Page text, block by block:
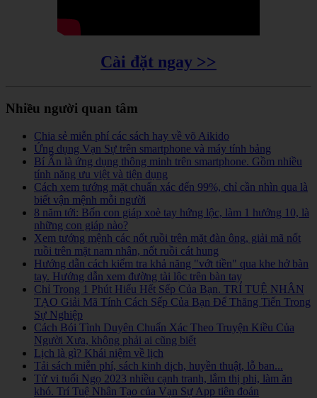
Cài đặt ngay >>
Nhiều người quan tâm
Chia sẻ miễn phí các sách hay về võ Aikido
Ứng dụng Vạn Sự trên smartphone và máy tính bảng
Bí Ẩn là ứng dụng thông minh trên smartphone. Gồm nhiều
tính năng ưu việt và tiện dụng
Cách xem tướng mặt chuẩn xác đến 99%, chỉ cần nhìn qua là
biết vận mệnh mỗi người
8 năm tới: Bốn con giáp xoè tay hứng lộc, làm 1 hưởng 10, là
những con giáp nào?
Xem tướng mệnh các nốt ruồi trên mặt đàn ông, giải mã nốt
ruồi trên mặt nam nhân, nốt ruồi cát hung
Hướng dẫn cách kiểm tra khả năng "vớt tiền" qua khe hở bàn
tay. Hướng dẫn xem đường tài lộc trên bàn tay
Chỉ Trong 1 Phút Hiểu Hết Sếp Của Bạn. TRÍ TUỆ NHÂN
TẠO Giải Mã Tính Cách Sếp Của Bạn Để Thăng Tiến Trong
Sự Nghiệp
Cách Bói Tình Duyên Chuẩn Xác Theo Truyện Kiều Của
Người Xưa, không phải ai cũng biết
Lịch là gì? Khái niệm về lịch
Tải sách miễn phí, sách kinh dịch, huyền thuật, lỗ ban...
Tử vi tuổi Ngọ 2023 nhiều cạnh tranh, lắm thị phi, làm ăn
khó. Trí Tuệ Nhân Tạo của Vạn Sự App tiên đoán